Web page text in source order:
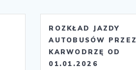
ROZKŁAD JAZDY
AUTOBUSÓW PRZEZ
KARWODRZĘ OD
01.01.2026